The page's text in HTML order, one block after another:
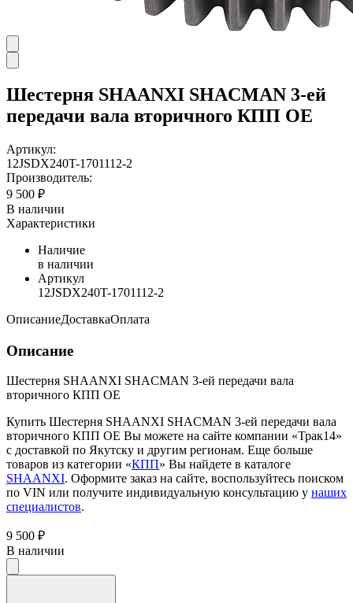
Шестерня SHAANXI SHACMAN 3-ей
передачи вала вторичного КПП OE
Артикул:
12JSDX240T-1701112-2
Производитель:
9 500 ₽
В наличии
Характеристики
Наличие
в наличии
Артикул
12JSDX240T-1701112-2
ОписаниеДоставкаОплата
Описание
Шестерня SHAANXI SHACMAN 3-ей передачи вала
вторичного КПП OE
Купить Шестерня SHAANXI SHACMAN 3-ей передачи вала
вторичного КПП OE Вы можете на сайте компании «Трак14»
с доставкой по Якутску и другим регионам. Еще больше
товаров из категории «КПП» Вы найдете в каталоге
SHAANXI. Оформите заказ на сайте, воспользуйтесь поиском
по VIN или получите индивидуальную консультацию у наших
специалистов.
9 500 ₽
В наличии